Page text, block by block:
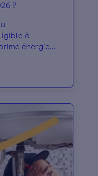
?
à
énergie